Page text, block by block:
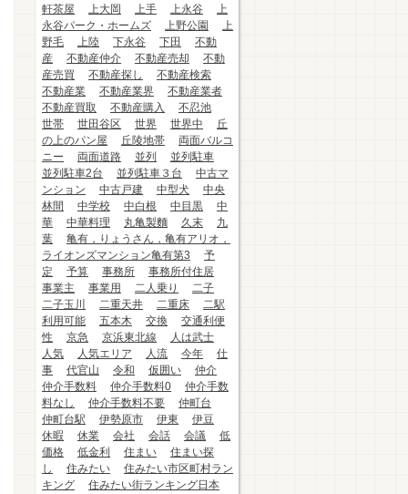
軒茶屋
上大岡 上手 上永谷
上
永谷パーク・ホームズ
上野公園
上
野毛
上陸 下永谷 下田
不動
産
不動産仲介 不動産売却
不動
産売買
不動産探し
不動産検索
不動産業
不動産業界
不動産業者
不動産買取
不動産購入
不忍池
世帯
世田谷区 世界 世界中
丘
の上のパン屋
丘陵地帯
両面バルコ
ニー
両面道路 並列
並列駐車
並列駐車2台
並列駐車３台
中古マ
ンション
中古戸建 中型犬
中央
林間
中学校 中白根 中目黒
中
華
中華料理 丸亀製麵 久末
九
葉
亀有，りょうさん，亀有アリオ，
ライオンズマンション亀有第3
予
定
予算 事務所
事務所付住居
事業主
事業用 二人乗り
二子
二子玉川
二重天井 二重床
二駅
利用可能
五本木 交換
交通利便
性
京急 京浜東北線
人は武士
人気
人気エリア 人流 今年
仕
事
代官山 令和 仮囲い
仲介
仲介手数料
仲介手数料0
仲介手数
料なし
仲介手数料不要
仲町台
仲町台駅
伊勢原市 伊東
伊豆
休暇
休業 会社 会話 会議
低
価格
低金利 住まい
住まい探
し
住みたい
住みたい市区町村ラン
キング
住みたい街ランキング日本